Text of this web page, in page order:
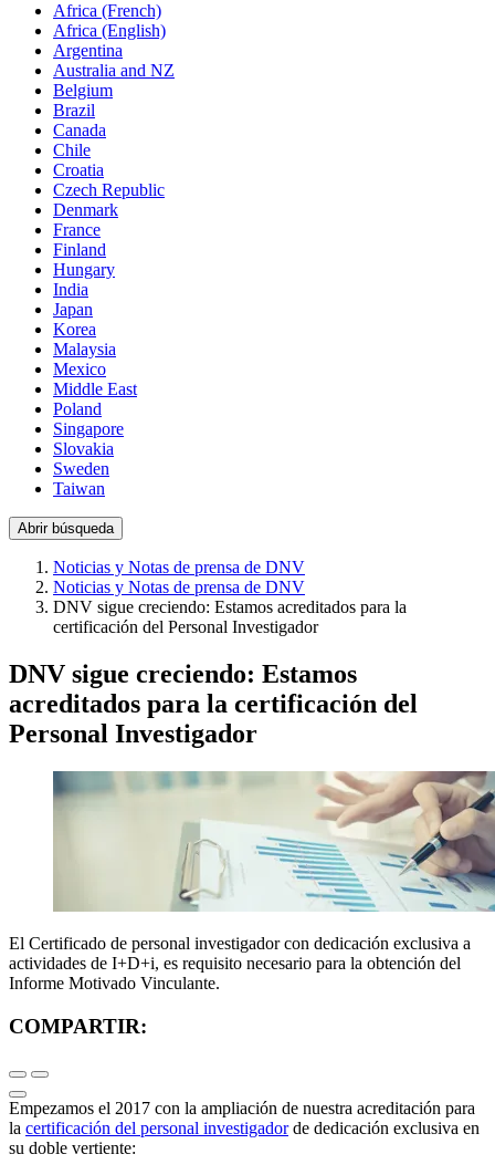
Africa (French)
Africa (English)
Argentina
Australia and NZ
Belgium
Brazil
Canada
Chile
Croatia
Czech Republic
Denmark
France
Finland
Hungary
India
Japan
Korea
Malaysia
Mexico
Middle East
Poland
Singapore
Slovakia
Sweden
Taiwan
Abrir búsqueda
Noticias y Notas de prensa de DNV
Noticias y Notas de prensa de DNV
DNV sigue creciendo: Estamos acreditados para la
certificación del Personal Investigador
DNV sigue creciendo: Estamos
acreditados para la certificación del
Personal Investigador
El Certificado de personal investigador con dedicación exclusiva a
actividades de I+D+i, es requisito necesario para la obtención del
Informe Motivado Vinculante.
COMPARTIR:
Empezamos el 2017 con la ampliación de nuestra acreditación para
la certificación del personal investigadorde dedicación exclusiva en
su doble vertiente: